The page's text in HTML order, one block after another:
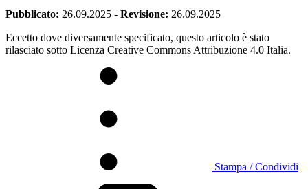
Pubblicato: 26.09.2025 - Revisione: 26.09.2025
Eccetto dove diversamente specificato, questo articolo è stato
rilasciato sotto Licenza Creative Commons Attribuzione 4.0 Italia.
Stampa / Condividi